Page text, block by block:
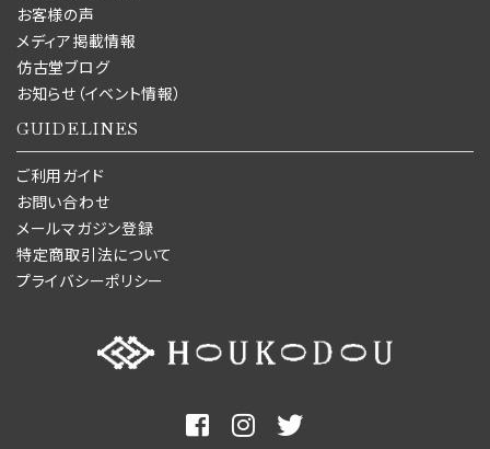
お客様の声
メディア掲載情報
仿古堂ブログ
お知らせ（イベント情報）
GUIDELINES
ご利用ガイド
お問い合わせ
メールマガジン登録
特定商取引法について
プライバシーポリシー